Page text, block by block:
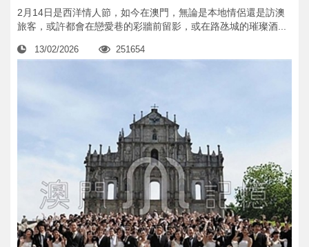
2月14日是西洋情人節，如今在澳門，無論是本地情侶還是訪澳
旅客，或許都會在戀愛巷的彩牆前留影，或在路氹城的璀璨酒...
13/02/2026 251654